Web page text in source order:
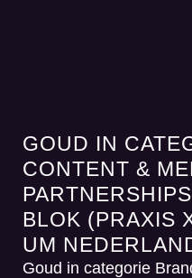
GOUD IN
CONTENT &
BLOK (PRAXIS
UM
Goud in categorie